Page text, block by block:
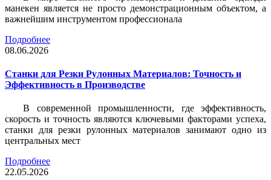
манекен является не просто демонстрационным объектом, а
важнейшим инструментом профессионала
Подробнее
08.06.2026
Станки для Резки Рулонных Материалов: Точность и
Эффективность в Производстве
В современной промышленности, где эффективность,
скорость и точность являются ключевыми факторами успеха,
станки для резки рулонных материалов занимают одно из
центральных мест
Подробнее
22.05.2026